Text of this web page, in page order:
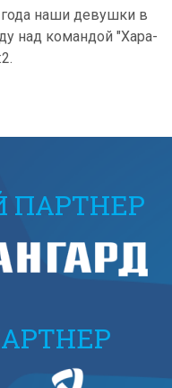
наши девушки в
над командой "Хара-
ПАРТНЕР